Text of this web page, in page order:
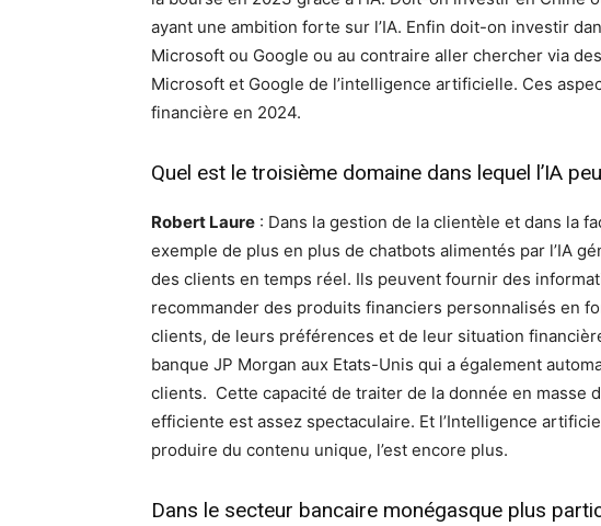
ayant une ambition forte sur l’IA. Enfin doit-on investir
Microsoft ou Google ou au contraire aller chercher via
Microsoft et Google de l’intelligence artificielle. Ces
financière en 2024.
Quel est le troisième domaine dans lequel l’IA
Robert Laure : Dans la gestion de la clientèle et dans la
exemple de plus en plus de chatbots alimentés par l’IA
des clients en temps réel. Ils peuvent fournir des
recommander des produits financiers personnalisés en
clients, de leurs préférences et de leur situation
banque JP Morgan aux Etats-Unis qui a également
clients. Cette capacité de traiter de la donnée en masse
efficiente est assez spectaculaire. Et l’Intelligence
produire du contenu unique, l’est encore plus.
Dans le secteur bancaire monégasque plus